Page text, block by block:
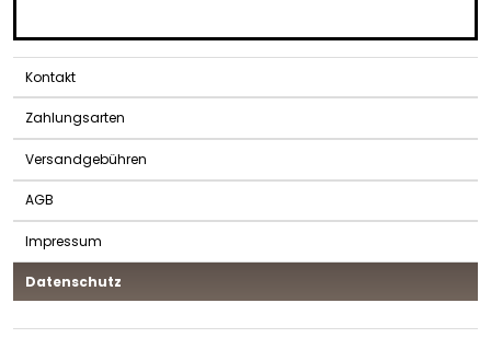
Kontakt
Zahlungsarten
Versandgebühren
AGB
Impressum
Datenschutz